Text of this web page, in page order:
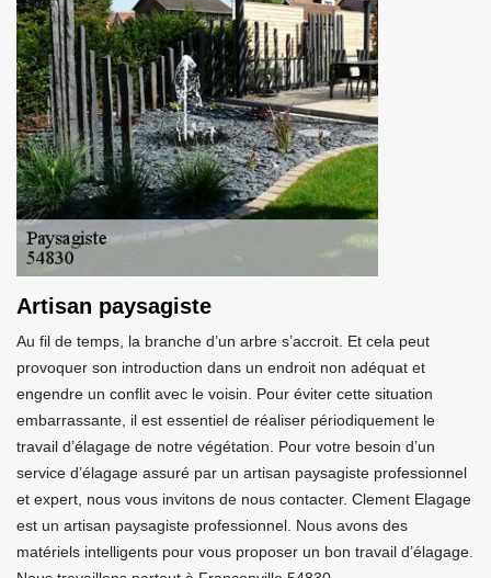
Artisan paysagiste
Au fil de temps, la branche d’un arbre s’accroit. Et cela peut
provoquer son introduction dans un endroit non adéquat et
engendre un conflit avec le voisin. Pour éviter cette situation
embarrassante, il est essentiel de réaliser périodiquement le
travail d’élagage de notre végétation. Pour votre besoin d’un
service d’élagage assuré par un artisan paysagiste professionnel
et expert, nous vous invitons de nous contacter. Clement Elagage
est un artisan paysagiste professionnel. Nous avons des
matériels intelligents pour vous proposer un bon travail d’élagage.